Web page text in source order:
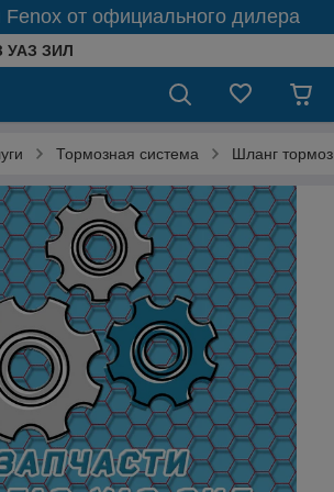
Fenox от официального дилера
УАЗ ЗИЛ
Тормозная система Шланг